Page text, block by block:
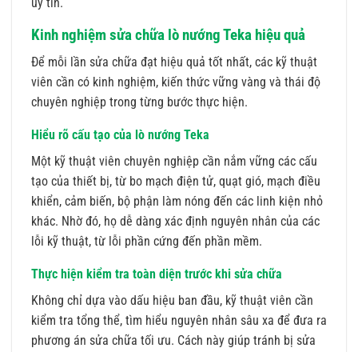
Kinh nghiệm sửa chữa lò nướng Teka hiệu quả
Để mỗi lần sửa chữa đạt hiệu quả tốt nhất, các kỹ thuật
viên cần có kinh nghiệm, kiến thức vững vàng và thái độ
chuyên nghiệp trong từng bước thực hiện.
Hiểu rõ cấu tạo của lò nướng Teka
Một kỹ thuật viên chuyên nghiệp cần nắm vững các cấu
tạo của thiết bị, từ bo mạch điện tử, quạt gió, mạch điều
khiển, cảm biến, bộ phận làm nóng đến các linh kiện nhỏ
khác. Nhờ đó, họ dễ dàng xác định nguyên nhân của các
lỗi kỹ thuật, từ lỗi phần cứng đến phần mềm.
Thực hiện kiểm tra toàn diện trước khi sửa chữa
Không chỉ dựa vào dấu hiệu ban đầu, kỹ thuật viên cần
kiểm tra tổng thể, tìm hiểu nguyên nhân sâu xa để đưa ra
phương án sửa chữa tối ưu. Cách này giúp tránh bị sửa